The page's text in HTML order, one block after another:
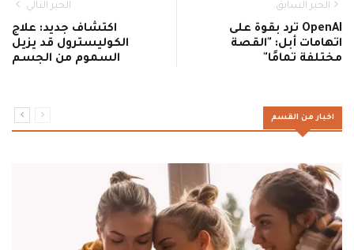
الخبر السابق
OpenAI ترد بقوة على
اتهامات أبل: "القصة
مختلفة تمامًا"
الخبر التالي
اكتشاف جديد: علاج
الكوليسترول قد يزيل
السموم من الجسم
اخبار من القسم